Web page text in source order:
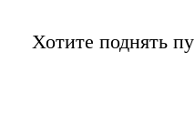
Хотите поднять